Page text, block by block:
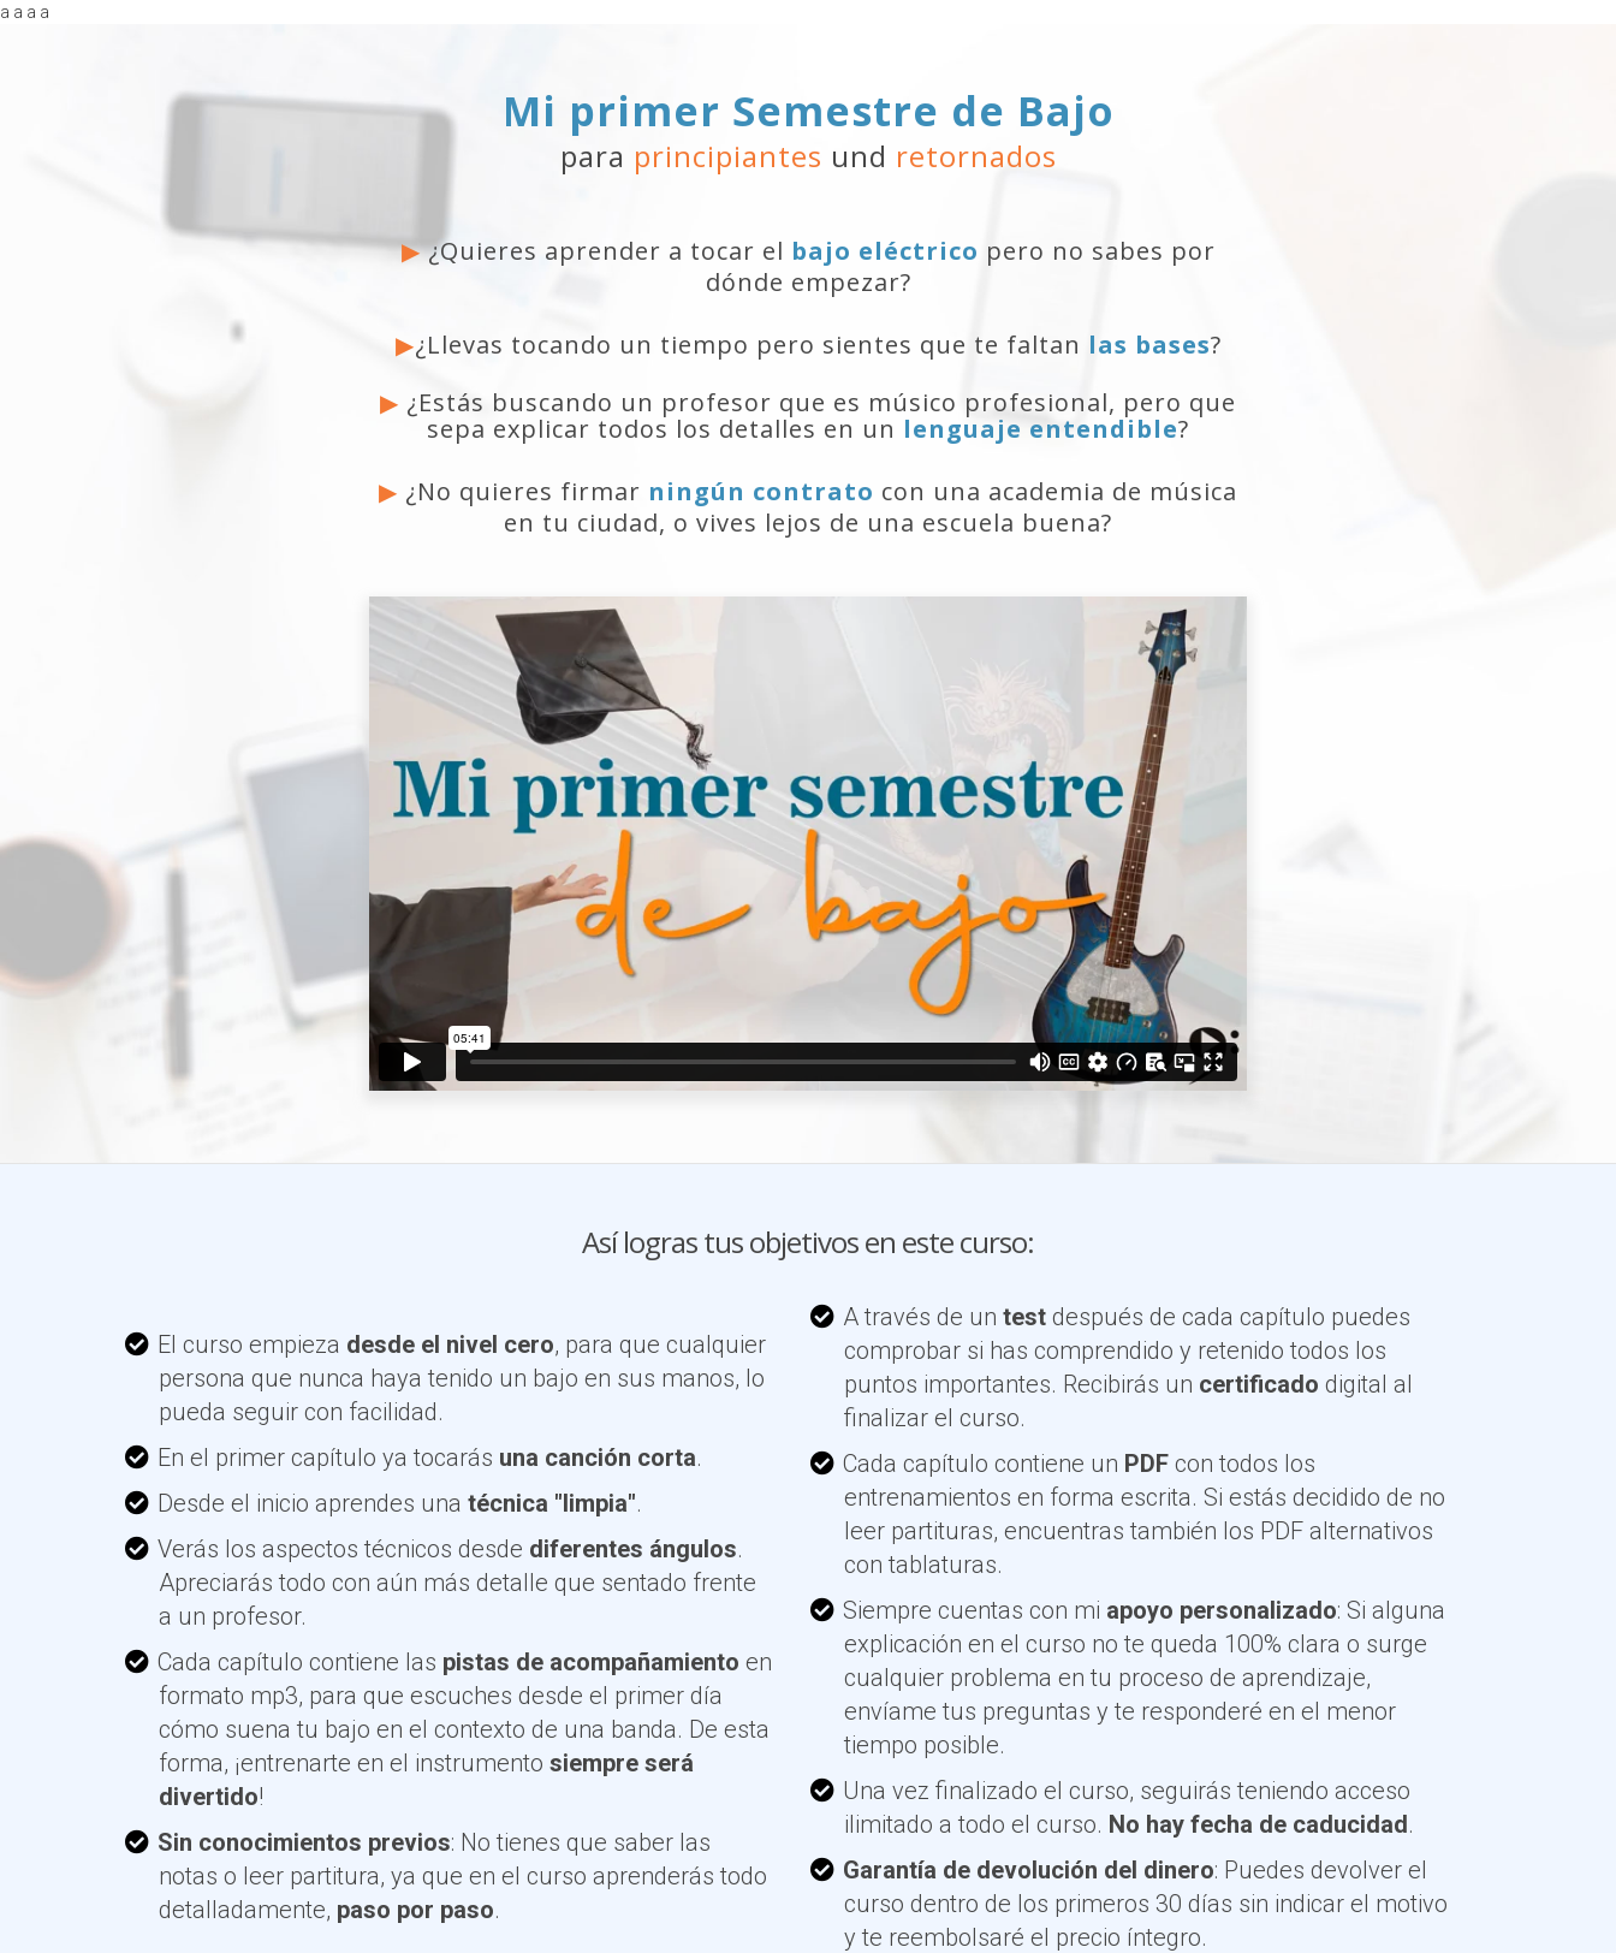
a a a a
Mi primer Semestre de Bajo
para principiantes und retornados
▶ ¿Quieres aprender a tocar el bajo eléctrico pero no sabes por
dónde empezar?
▶︎¿Llevas tocando un tiempo pero sientes que te faltan las bases?
▶︎ ¿Estás buscando un profesor que es músico profesional, pero que
sepa explicar todos los detalles en un lenguaje entendible?
▶︎ ¿No quieres firmar ningún contrato con una academia de música
en tu ciudad, o vives lejos de una escuela buena?
Así logras tus objetivos en este curso:
El curso empieza desde el nivel cero, para que cualquier
persona que nunca haya tenido un bajo en sus manos, lo
pueda seguir con facilidad.
En el primer capítulo ya tocarás una canción corta.
Desde el inicio aprendes una técnica "limpia".
Verás los aspectos técnicos desde diferentes ángulos.
Apreciarás todo con aún más detalle que sentado frente
a un profesor.
Cada capítulo contiene las pistas de acompañamiento en
formato mp3, para que escuches desde el primer día
cómo suena tu bajo en el contexto de una banda. De esta
forma, ¡entrenarte en el instrumento siempre será
divertido!
Sin conocimientos previos: No tienes que saber las
notas o leer partitura, ya que en el curso aprenderás todo
detalladamente, paso por paso.
A través de un test después de cada capítulo puedes
comprobar si has comprendido y retenido todos los
puntos importantes. Recibirás un certificado digital al
finalizar el curso.
Cada capítulo contiene un PDF con todos los
entrenamientos en forma escrita. Si estás decidido de no
leer partituras, encuentras también los PDF alternativos
con tablaturas.
Siempre cuentas con mi apoyo personalizado: Si alguna
explicación en el curso no te queda 100% clara o surge
cualquier problema en tu proceso de aprendizaje,
envíame tus preguntas y te responderé en el menor
tiempo posible.
Una vez finalizado el curso, seguirás teniendo acceso
ilimitado a todo el curso. No hay fecha de caducidad.
Garantía de devolución del dinero: Puedes devolver el
curso dentro de los primeros 30 días sin indicar el motivo
y te reembolsaré el precio íntegro.